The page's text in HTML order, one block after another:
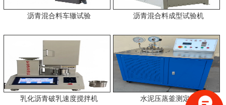
沥青混合料车辙试验 沥青混合料成型试验机
乳化沥青破乳速度搅拌机 水泥压蒸釜测定仪